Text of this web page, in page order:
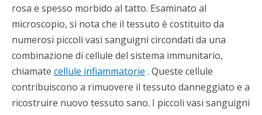
rosa e spesso morbido al tatto. Esaminato al
microscopio, si nota che il tessuto è costituito da
numerosi piccoli vasi sanguigni circondati da una
combinazione di cellule del sistema immunitario,
chiamate cellule infiammatorie . Queste cellule
contribuiscono a rimuovere il tessuto danneggiato e a
ricostruire nuovo tessuto sano. I piccoli vasi sanguigni